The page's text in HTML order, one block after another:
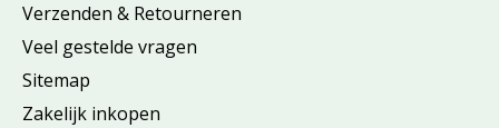
Verzenden & Retourneren
Veel gestelde vragen
Sitemap
Zakelijk inkopen